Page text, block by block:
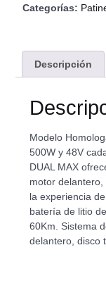
Categorías:
Descripción
Modelo
500W y 48V
DUAL MAX
motor
la experiencia
batería de litio
60Km. Sistema
delantero, disco